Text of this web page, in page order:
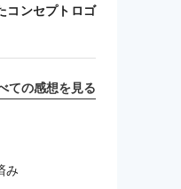
コンセプトロゴ
ての感想を見る
み